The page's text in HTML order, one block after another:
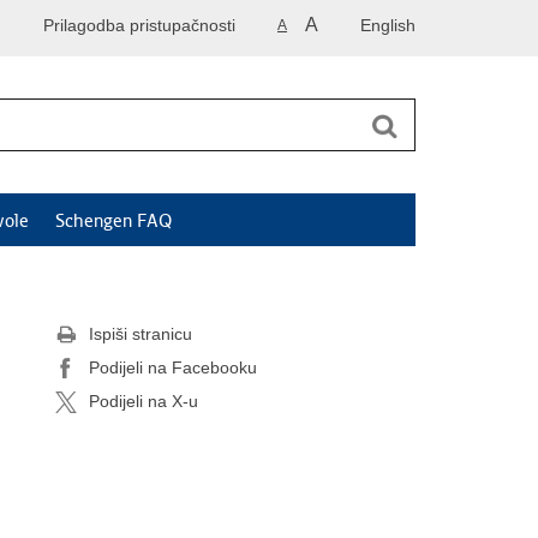
English
A A
Prilagodba pristupačnosti
Schengen FAQ
Ispiši stranicu
Podijeli na Facebooku
Podijeli na X-u